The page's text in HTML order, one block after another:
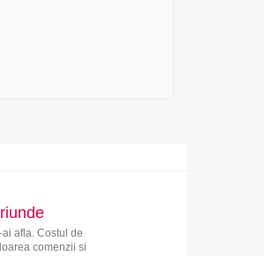
afla. Costul de
comenzii si